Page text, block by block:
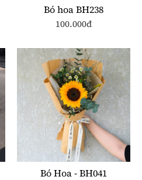
Bó hoa BH238
100.000đ
Bó Hoa - BH041